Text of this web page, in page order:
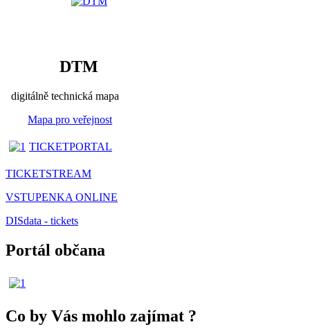
DTM
digitálně technická mapa
Mapa pro veřejnost
TICKETPORTAL
TICKETSTREAM
VSTUPENKA ONLINE
DISdata - tickets
Portál občana
Co by Vás mohlo zajímat ?